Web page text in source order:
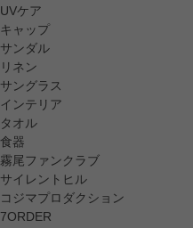
UVケア
キャップ
サンダル
リネン
サングラス
インテリア
タオル
食器
霧尾ファンクラブ
サイレントヒル
コジマプロダクション
7ORDER